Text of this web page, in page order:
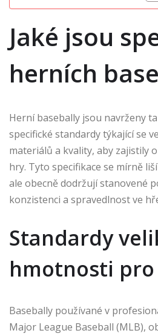
Jaké jsou
herních
Herní basebally jsou navrženy
specifické standardy týkající se
materiálů a kvality, aby zajistily
hry. Tyto specifikace se mírně
ale obecně dodržují stanovené
konzistenci a spravedlnost ve
Standardy
hmotnosti
Basebally používané v
Major League Baseball (MLB),